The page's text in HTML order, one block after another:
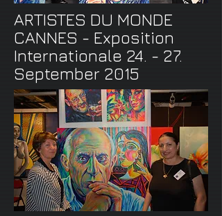
ARTISTES DU MONDE
CANNES - Exposition
Internationale 24. - 27.
September 2015